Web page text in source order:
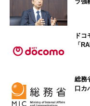
ド
「
総務
口カ